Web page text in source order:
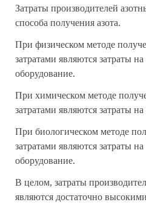
Затраты производителей
способа получения азота.
При физическом методе
затратами являются затраты
оборудование.
При химическом методе
затратами являются затраты
При биологическом методе
затратами являются затраты
оборудование.
В целом, затраты
являются достаточно